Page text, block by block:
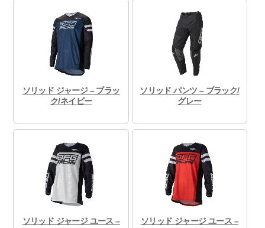
ソリッド ジャージ – ブラッ
ク/ネイビー
ソリッド パンツ – ブラック/
グレー
ソリッド ジャージ ユース –
ソリッド ジャージ ユース –